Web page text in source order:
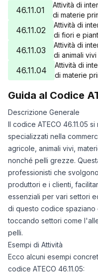
46.11.01
Attività di
di materie
46.11.02
Attività di
di fiori e
46.11.03
Attività di
di animali vivi
46.11.04
Attività di
di materie
Guida al Codice
Descrizione Generale
Il codice ATECO 46.11.05
specializzati nella
agricole, animali vivi,
nonché pelli grezze.
professionisti che
produttori e i clienti,
essenziali per vari settori
di questo codice spaziano
toccando settori come
pelli.
Esempi di Attività
Ecco alcuni esempi
codice ATECO 46.11.05: